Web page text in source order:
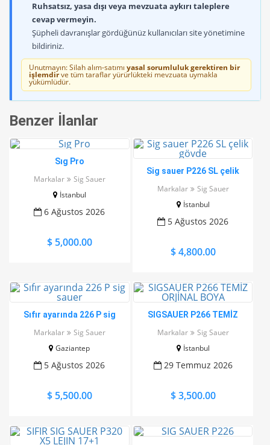
Ruhsatsız, yasa dışı veya mevzuata aykırı taleplere
cevap vermeyin.
Şüpheli davranışlar gördüğünüz kullanıcıları site yönetimine
bildiriniz.
Unutmayın: Silah alım-satımı yasal sorumluluk gerektiren bir
işlemdirve tüm taraflar yürürlükteki mevzuata uymakla
yükümlüdür.
Benzer İlanlar
Sıg Pro
Markalar
Sig Sauer
İstanbul
6 Ağustos 2026
$ 5,000.00
Sig sauer P226 SL çelik
Markalar
Sig Sauer
İstanbul
5 Ağustos 2026
$ 4,800.00
Sıfır ayarında 226 P sig
Markalar
Sig Sauer
Gaziantep
5 Ağustos 2026
$ 5,500.00
SIGSAUER P266 TEMİZ
Markalar
Sig Sauer
İstanbul
29 Temmuz 2026
$ 3,500.00